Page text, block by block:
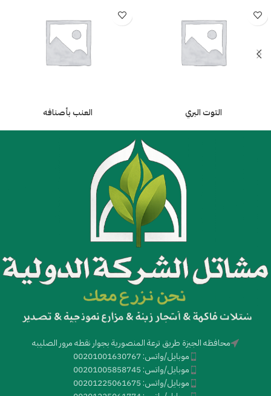
التوت البري العنب بأصنافه
محافظه الجيزة طريق ترعة المنصورية بجوار نقطه مرور الصليبه
موبايل/واتس: 00201001630767
موبايل/واتس: 00201005858745
موبايل/واتس: 00201225061675